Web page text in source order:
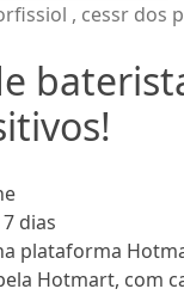
, cessr dos
dias
plataforma
Hotmart, com